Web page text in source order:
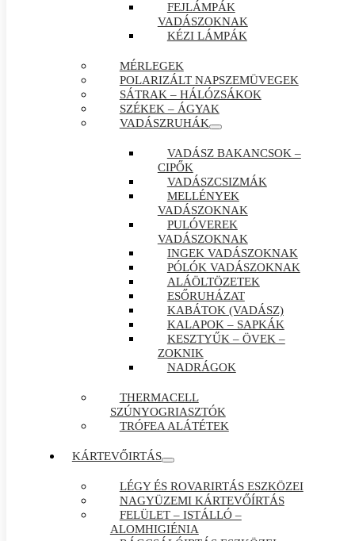
FEJLÁMPÁK
VADÁSZOKNAK
KÉZI LÁMPÁK
MÉRLEGEK
POLARIZÁLT NAPSZEMÜVEGEK
SÁTRAK – HÁLÓZSÁKOK
SZÉKEK – ÁGYAK
VADÁSZRUHÁK
VADÁSZ BAKANCSOK –
CIPŐK
VADÁSZCSIZMÁK
MELLÉNYEK
VADÁSZOKNAK
PULÓVEREK
VADÁSZOKNAK
INGEK VADÁSZOKNAK
PÓLÓK VADÁSZOKNAK
ALÁÖLTÖZETEK
ESŐRUHÁZAT
KABÁTOK (VADÁSZ)
KALAPOK – SAPKÁK
KESZTYŰK – ÖVEK –
ZOKNIK
NADRÁGOK
THERMACELL
SZÚNYOGRIASZTÓK
TRÓFEA ALÁTÉTEK
KÁRTEVŐIRTÁS
LÉGY ÉS ROVARIRTÁS ESZKÖZEI
NAGYÜZEMI KÁRTEVŐÍRTÁS
FELÜLET – ISTÁLLÓ –
ALOMHIGIÉNIA